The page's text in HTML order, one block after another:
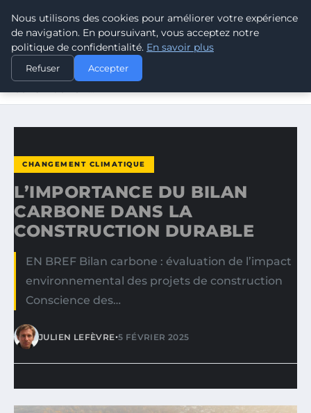
CLIMATE RESPONSE BLOG
ACCUEIL
CHANGEMENT CLIMATIQUE
L’IMPORTANCE DU BILAN CARBONE DANS LA
CHANGEMENT CLIMATIQUE
L’IMPORTANCE DU BILAN
CARBONE DANS LA
CONSTRUCTION DURABLE
EN BREF Bilan carbone : évaluation de l’impact
environnemental des projets de construction
Conscience des…
JULIEN LEFÈVRE•5 FÉVRIER 2025
Nous utilisons des cookies pour améliorer votre expérience
de navigation. En poursuivant, vous acceptez notre
politique de confidentialité. En savoir plus
Refuser Accepter